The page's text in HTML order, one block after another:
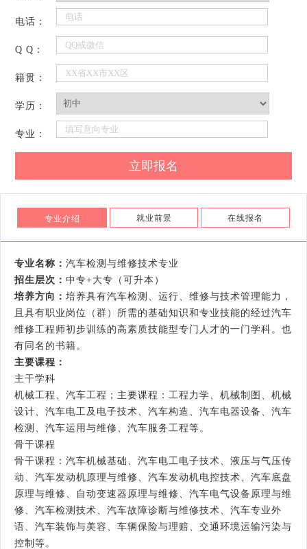
电话：
Q Q：
籍贯：
学历：
专业：
专业介绍 就业前景 在线报名
专业名称： 汽车检测与维修技术专业
招生层次： 中专+大专（可升本）
培养方向： 培养具有汽车检测、运行、维修与技术管理能力，
且具有职业岗位（群）所需的基础知识和专业技能的经过汽车
维修工程师初步训练的高素质技能型专门人才的一门学科。也
有同名的书籍。
主要课程：
主干学科
机械工程、汽车工程；主要课程：工程力学、机械制图、机械
设计、汽车电工及电子技术、汽车构造、汽车电器设备、汽车
检测、汽车运用与维修、汽车服务工程等。
骨干课程
骨干课程：汽车机械基础、汽车电工电子技术、液压与气压传
动、汽车发动机原理与维修、汽车发动机电控技术、汽车底盘
原理与维修、自动变速器原理与维修、汽车电气设备原理与维
修、汽车检测技术、汽车故障诊断与维修技术、汽车专业外
语、汽车装饰与美容、车辆保险与理赔、交通环境运输污染与
控制等。